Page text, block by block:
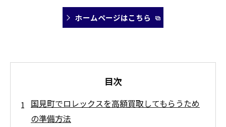
ホームページはこちら
目次
国見町でロレックスを高額買取してもらうため
の準備方法